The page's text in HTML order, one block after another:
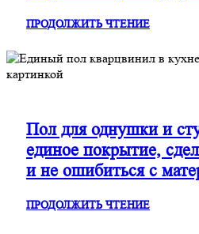
ПРОДОЛЖИТЬ ЧТЕНИЕ
Пол для однушки и
единое покрытие,
и не ошибиться с
ПРОДОЛЖИТЬ ЧТЕНИЕ